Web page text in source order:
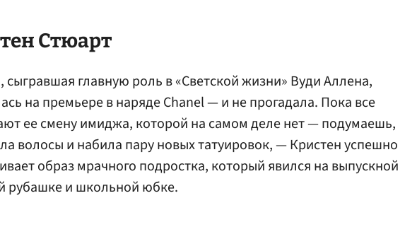
Стюарт
сыгравшая главную роль в «Светской жизни» Вуди Аллена,
на премьере в наряде Chanel — и не прогадала. Пока все
ее смену имиджа, которой на самом деле нет — подумаешь,
волосы и набила пару новых татуировок, — Кристен успешно
образ мрачного подростка, который явился на выпускной
рубашке и школьной юбке.